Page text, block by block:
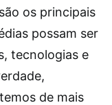
os principais
possam ser
tecnologias e
de mais